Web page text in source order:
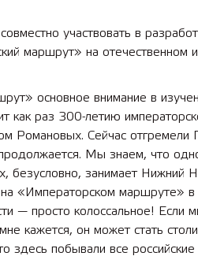
участвовать в
маршрут» на отечественном
основное внимание в
как раз 300-летию
Романовых. Сейчас отгремели
Мы знаем, что
безусловно, занимает Нижний
на «Императорском маршруте»
— просто колоссальное! Если
кажется, он может стать
здесь побывали все